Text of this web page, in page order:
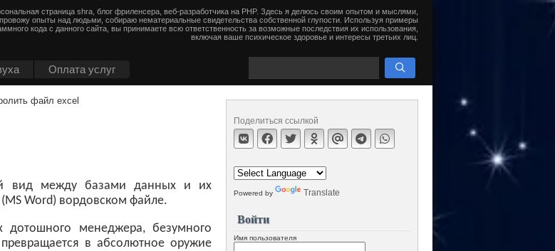
Оплата услуг
страница shra, блог фриленсера, веб-разработчика на PHP. Здесь я делюсь своим опытом и мыслями,
провожу опыты над людьми, собираю нематериальные свидетельства собственной глупости. Используя примеры
кода с данного сайта, вы принимаете всю ответственность за возможные последствия их использования,
включая ваше психическое здоровье и интересы третьих лиц.
файл excel
вид между базами данных и их
Word) вордовском файле.
менеджера, безумного
в абсолютное оружие
Поделиться ссылкой
Powered by Translate
Войти
Имя пользователя